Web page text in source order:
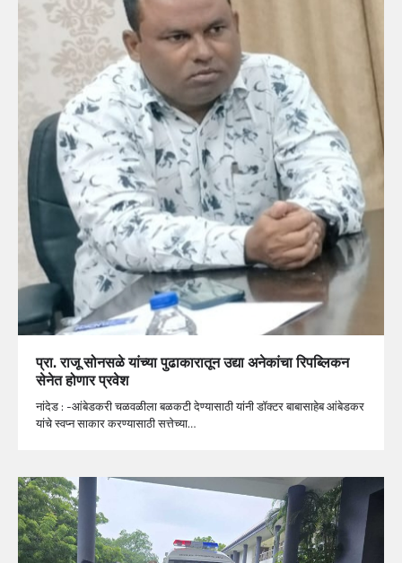
प्रा. राजू सोनसळे यांच्या पुढाकारातून उद्या अनेकांचा रिपब्लिकन
सेनेत होणार प्रवेश
नांदेड : -आंबेडकरी चळवळीला बळकटी देण्यासाठी यांनी डॉक्टर बाबासाहेब आंबेडकर
यांचे स्वप्न साकार करण्यासाठी सत्तेच्या…